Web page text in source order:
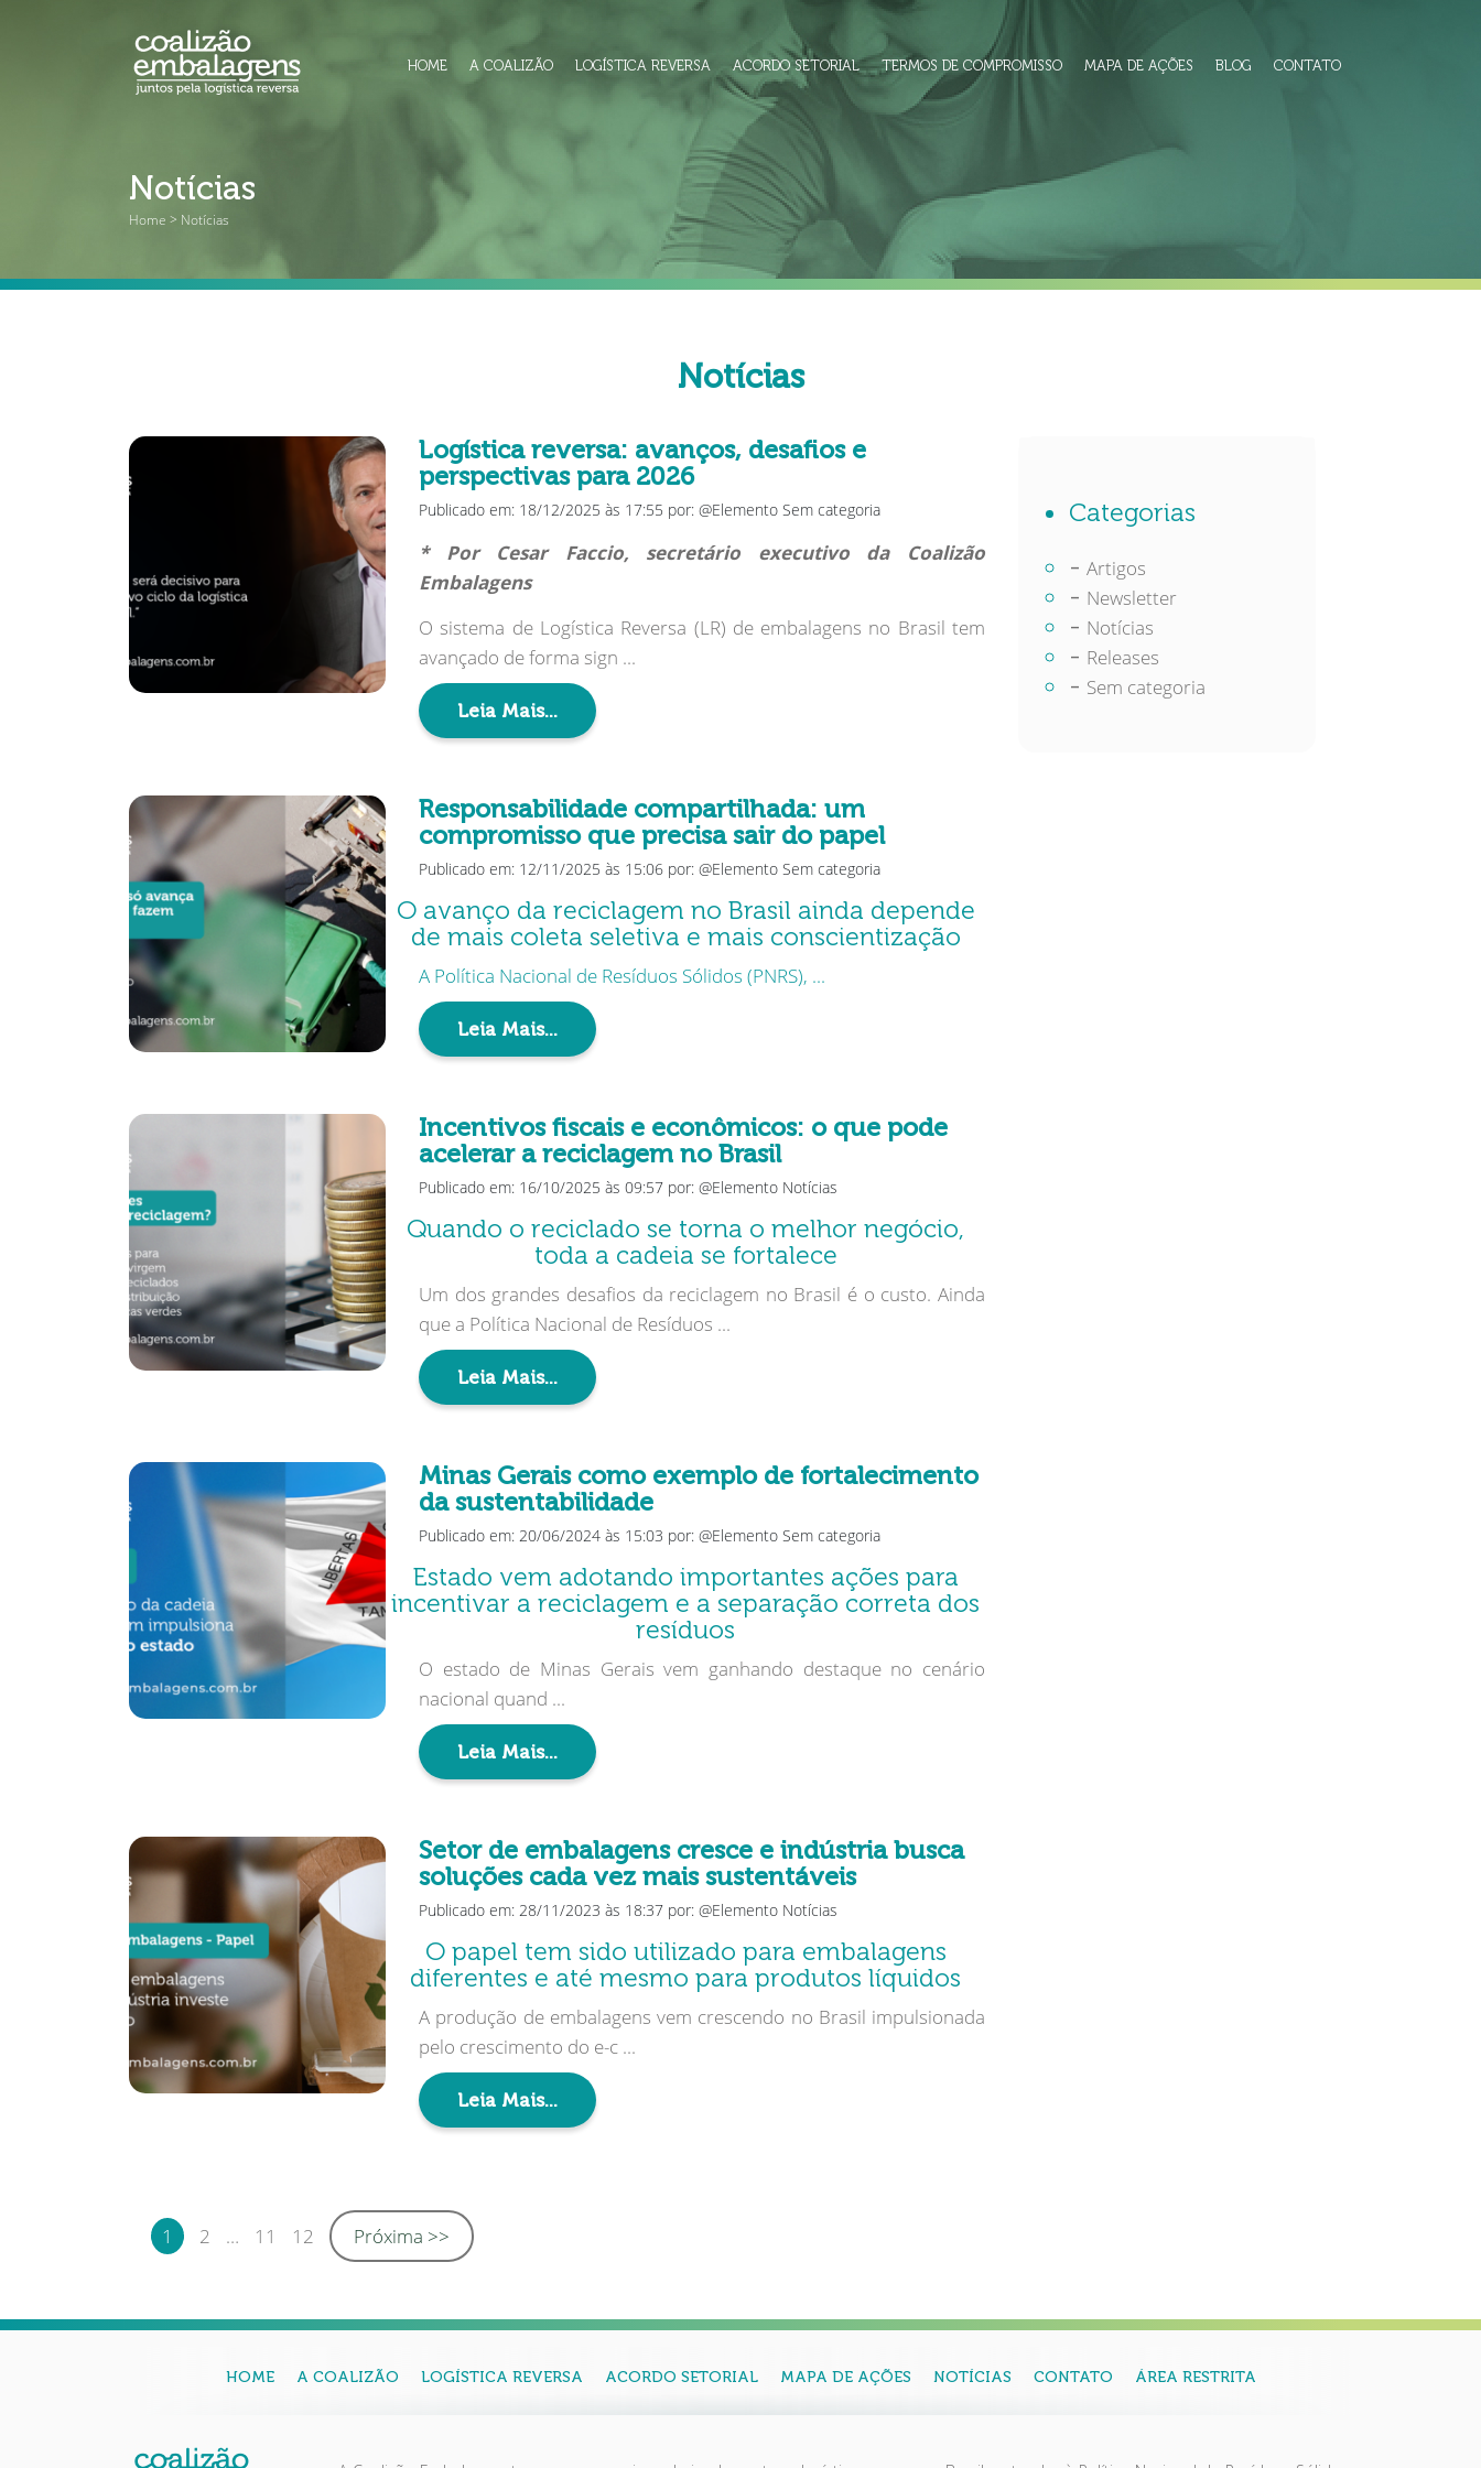
HOME A COALIZÃO LOGÍSTICA REVERSA ACORDO SETORIAL TERMOS DE COMPROMISSO MAPA DE AÇÕES BLOG CONTATO
Notícias
Home > Notícias
Notícias
Logística reversa: avanços, desafios e
perspectivas para 2026
Publicado em: 18/12/2025 às 17:55 por: @Elemento Sem categoria
* Por Cesar Faccio, secretário executivo da Coalizão
Embalagens
O sistema de Logística Reversa (LR) de embalagens no Brasil tem
avançado de forma sign ...
Leia Mais...
Responsabilidade compartilhada: um
compromisso que precisa sair do papel
Publicado em: 12/11/2025 às 15:06 por: @Elemento Sem categoria
O avanço da reciclagem no Brasil ainda depende
de mais coleta seletiva e mais conscientização
A Política Nacional de Resíduos Sólidos (PNRS), ...
Leia Mais...
Incentivos fiscais e econômicos: o que pode
acelerar a reciclagem no Brasil
Publicado em: 16/10/2025 às 09:57 por: @Elemento Notícias
Quando o reciclado se torna o melhor negócio,
toda a cadeia se fortalece
Um dos grandes desafios da reciclagem no Brasil é o custo. Ainda
que a Política Nacional de Resíduos ...
Leia Mais...
Minas Gerais como exemplo de fortalecimento
da sustentabilidade
Publicado em: 20/06/2024 às 15:03 por: @Elemento Sem categoria
Estado vem adotando importantes ações para
incentivar a reciclagem e a separação correta dos
resíduos
O estado de Minas Gerais vem ganhando destaque no cenário
nacional quand ...
Leia Mais...
Setor de embalagens cresce e indústria busca
soluções cada vez mais sustentáveis
Publicado em: 28/11/2023 às 18:37 por: @Elemento Notícias
O papel tem sido utilizado para embalagens
diferentes e até mesmo para produtos líquidos
A produção de embalagens vem crescendo no Brasil impulsionada
pelo crescimento do e-c ...
Leia Mais...
1 2 … 11 12 Próxima >>
Categorias
Artigos
Newsletter
Notícias
Releases
Sem categoria
HOME A COALIZÃO LOGÍSTICA REVERSA ACORDO SETORIAL MAPA DE AÇÕES NOTÍCIAS CONTATO ÁREA RESTRITA